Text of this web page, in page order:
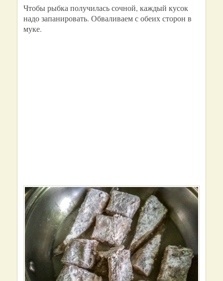
Чтобы рыбка получилась сочной, каждый кусок
надо запанировать. Обваливаем с обеих сторон в
муке.